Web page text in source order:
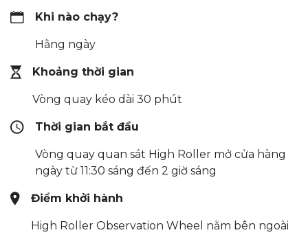
Khi nào chạy?
Hằng ngày
Khoảng thời gian
Vòng quay kéo dài 30 phút
Thời gian bắt đầu
Vòng quay quan sát High Roller mở cửa hàng
ngày từ 11:30 sáng đến 2 giờ sáng
Điểm khởi hành
High Roller Observation Wheel nằm bên ngoài